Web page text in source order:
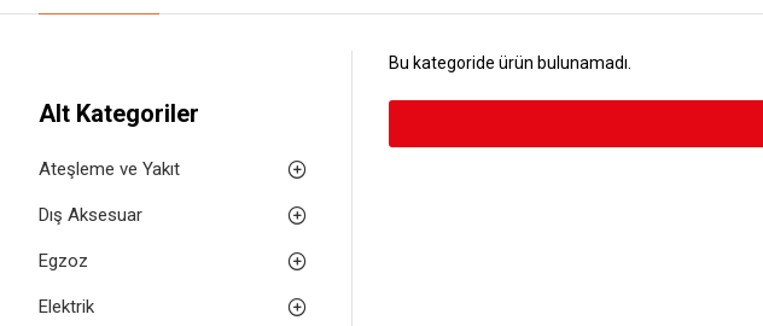
Alt Kategoriler
Ateşleme ve Yakıt
Dış Aksesuar
Egzoz
Elektrik
Bu kategoride ürün bulunamadı.